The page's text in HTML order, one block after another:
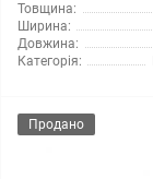
Товщина:
Ширина:
Довжина:
Категорія:
Продано